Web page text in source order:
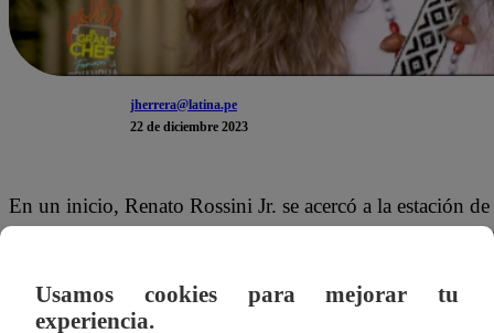
jherrera@latina.pe
22 de diciembre 2023
En un inicio, Renato Rossini Jr. se acercó a la estación
preparaciones. Sin embargo, Mauricio Mesones y
iguales. Rápidamente Renato salió corriendo.
Usamos cookies para mejorar tu
experiencia.